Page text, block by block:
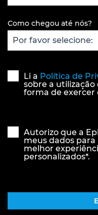
Como chegou até nós?
Li a Política de
sobre a utilização
forma de exercer
Autorizo que a
meus dados
melhor
personalizados*.